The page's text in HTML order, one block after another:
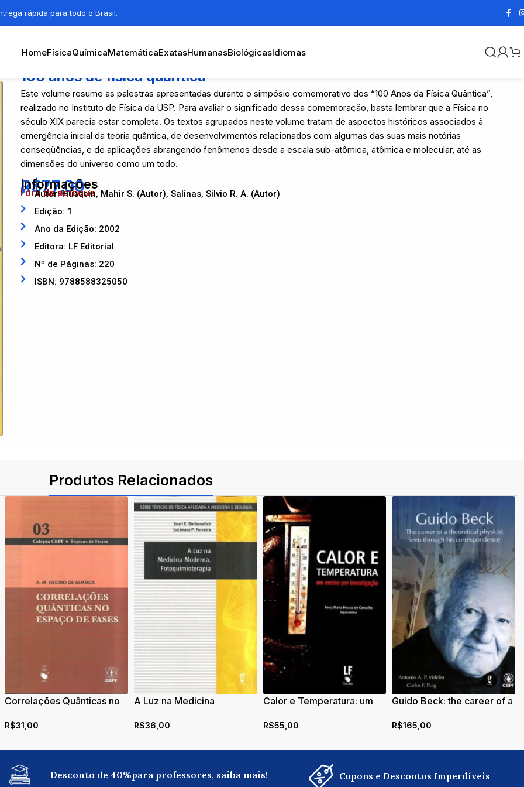
rápida para todo o Brasil.
HomeFísicaQuímicaMatemáticaExatasHumanasBiológicasIdiomas
100 anos de física quântica
Este volume resume as palestras apresentadas durante o simpósio comemorativo dos “100 Anos da Física Quântica”,
realizado no Instituto de Física da USP. Para avaliar o significado dessa comemoração, basta lembrar que a Física no
século XIX parecia estar completa. Os textos agrupados neste volume tratam de aspectos históricos associados à
emergência inicial da teoria quântica, de desenvolvimentos relacionados com algumas das suas mais notórias
conseqüências, e de aplicações abrangendo fenômenos desde a escala sub-atômica, atômica e molecular, até as
dimensões do universo como um todo.
R$77,00
Fora de estoque
Informações
Autor: Hussein, Mahir S. (Autor), Salinas, Silvio R. A. (Autor)
Edição: 1
Ano da Edição: 2002
Editora: LF Editorial
Nº de Páginas: 220
ISBN: 9788588325050
Produtos Relacionados
Correlações Quânticas no
R$31,00
A Luz na Medicina
Fotoquimioterapia
R$36,00
Calor e Temperatura: um
R$55,00
Guido Beck: the career of a
through his
R$165,00
Desconto de 40%para professores, saiba mais! Cupons e Descontos Imperdíveis